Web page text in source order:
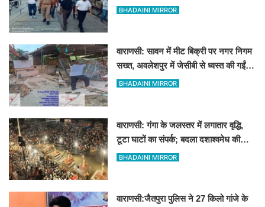
मंदिर तक किया पैदल और गोल्फ कार्ट से
BHADAINI MIRROR
वाराणसी: सावन में मीट बिक्री पर नगर निगम
सख्त, अवलेशपुर में जेसीबी से ध्वस्त की गईं
12 दुकानें
BHADAINI MIRROR
वाराणसी: गंगा के जलस्तर में लगातार वृद्धि,
टूटा घाटों का संपर्क; बदला दशाश्वमेध की
विश्वप्रसिद्ध महाआरती का स्थान
BHADAINI MIRROR
वाराणसी:जैतपुरा पुलिस ने 27 किलो गांजे के